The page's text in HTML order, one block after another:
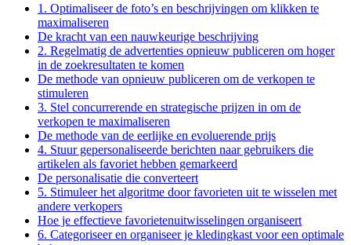
1. Optimaliseer de foto’s en beschrijvingen om klikken te
maximaliseren
De kracht van een nauwkeurige beschrijving
2. Regelmatig de advertenties opnieuw publiceren om hoger
in de zoekresultaten te komen
De methode van opnieuw publiceren om de verkopen te
stimuleren
3. Stel concurrerende en strategische prijzen in om de
verkopen te maximaliseren
De methode van de eerlijke en evoluerende prijs
4. Stuur gepersonaliseerde berichten naar gebruikers die
artikelen als favoriet hebben gemarkeerd
De personalisatie die converteert
5. Stimuleer het algoritme door favorieten uit te wisselen met
andere verkopers
Hoe je effectieve favorietenuitwisselingen organiseert
6. Categoriseer en organiseer je kledingkast voor een optimale